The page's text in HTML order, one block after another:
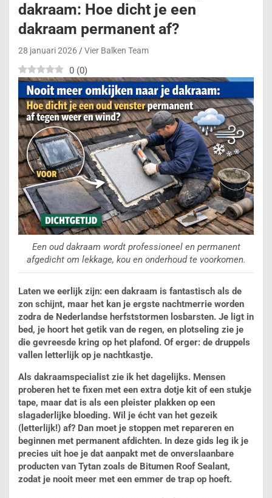
dakraam: Hoe dicht je een
dakraam permanent af?
28 januari 2026 Vier Balken Team
0 (0)
Een oud dakraam wordt professioneel en permanent
afgedicht om lekkage, kou en onderhoud te voorkomen.
Laten we eerlijk zijn: een dakraam is fantastisch als de
zon schijnt, maar het kan je ergste nachtmerrie worden
zodra de Nederlandse herfststormen losbarsten. Je ligt in
bed, je hoort het getik van de regen, en plotseling zie je
die gevreesde kring op het plafond. Of erger: de druppels
vallen letterlijk op je nachtkastje.
Als dakraamspecialist zie ik het dagelijks. Mensen
proberen het te fixen met een extra dotje kit of een stukje
tape, maar dat is als een pleister plakken op een
slagaderlijke bloeding. Wil je écht van het gezeik
(letterlijk!) af? Dan moet je stoppen met repareren en
beginnen met permanent afdichten. In deze gids leg ik je
precies uit hoe je dat aanpakt met de onverslaanbare
producten van Tytan zoals de Bitumen Roof Sealant,
zodat je nooit meer met een emmer de trap op hoeft.